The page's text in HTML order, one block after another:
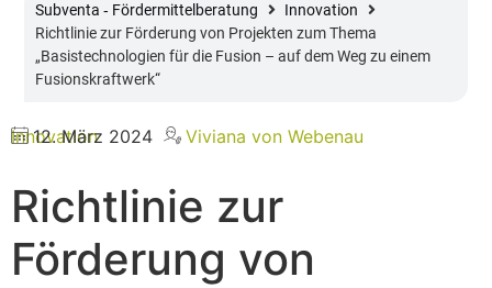
Subventa ‐ Fördermittelberatung
Innovation
Richtlinie zur Förderung von Projekten zum Thema
„Basistechnologien für die Fusion – auf dem Weg zu einem
Fusionskraftwerk“
Innovation
12. März 2024 Viviana von Webenau
Richtlinie zur
Förderung von